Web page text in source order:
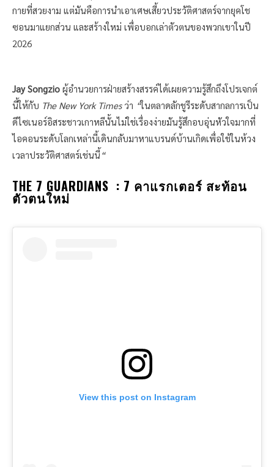
กายที่สวยงาม แต่มันคือการนำเอาเศษเสี้ยวประวัติศาสตร์จากยุคโช
ซอนมาแยกส่วน และสร้างใหม่ เพื่อบอกเล่าตัวตนของพวกเขาในปี
2026
Jay Songzio ผู้อำนวยการฝ่ายสร้างสรรค์ได้เผยความรู้สึกถึงโปรเจกต์
นี้ให้กับ The New York Timesว่า “ในตลาดลักชูรีระดับสากลการเป็น
ดีไซเนอร์อิสระชาวเกาหลีนั้นไม่ใช่เรื่องง่ายมันรู้สึกอบอุ่นหัวใจมากที่
ไอคอนระดับโลกเหล่านี้เดินกลับมาหาแบรนด์บ้านเกิดเพื่อใช้ในห้วง
เวลาประวัติศาสตร์เช่นนี้ “
THE 7 GUARDIANS : 7 คาแรกเตอร์ สะท้อน
ตัวตนใหม่
View this post on Instagram